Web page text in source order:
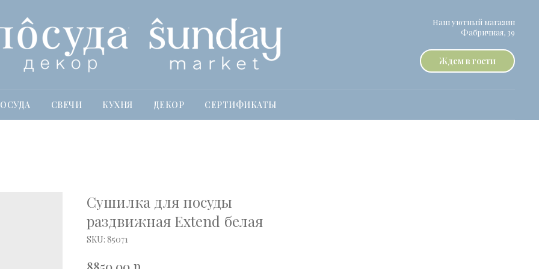
Наш уютный магазин
Фабричная, 39
Ждем в гости
СВЕЧИ КУХНЯ ДЕКОР СЕРТИФИКАТЫ
Сушилка для посуды
раздвижная Extend белая
SKU: 85071